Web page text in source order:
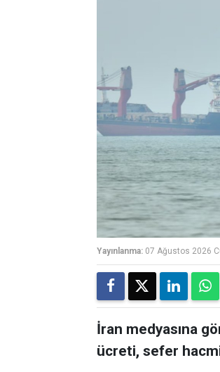
Yayınlanma: 07 Ağustos 2026
İran medyasına
ücreti, sefer